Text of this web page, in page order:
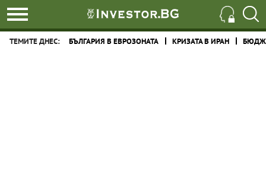
ТЕМИТЕ ДНЕС: БЪЛГАРИЯ В ЕВРОЗОНАТА КРИЗАТА В ИРАН